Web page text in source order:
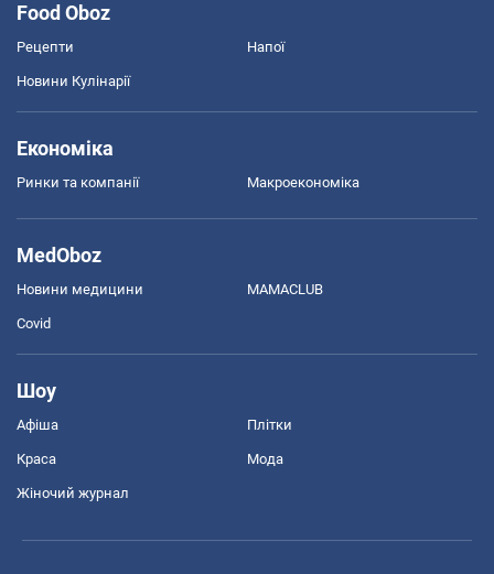
Food Oboz
Рецепти Напої
Новини Кулінарії
Економіка
Ринки та компанії Макроекономіка
MedOboz
Новини медицини MAMACLUB
Covid
Шоу
Афіша Плітки
Краса Мода
Жіночий журнал